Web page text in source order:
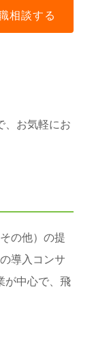
、お気軽にお
の他）の提
導入コンサ
が中心で、飛